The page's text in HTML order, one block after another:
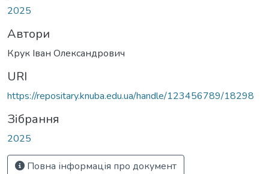
2025
Автори
Крук Іван Олександрович
URI
https://repositary.knuba.edu.ua/handle/123456789/18298
Зібрання
2025
Повна інформація про документ